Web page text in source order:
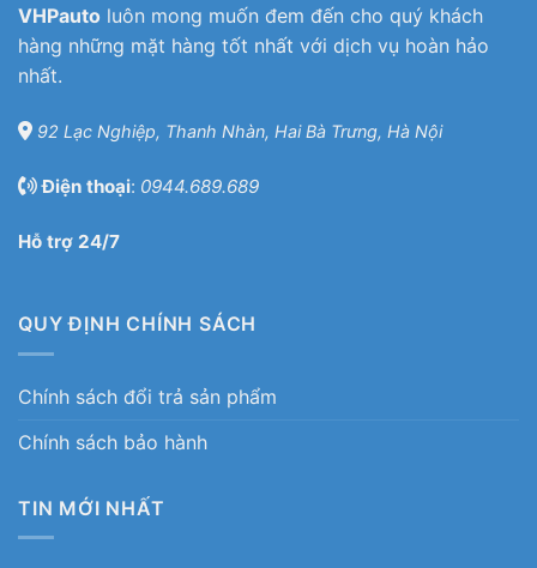
VHPauto luôn mong muốn đem đến cho quý khách
hàng những mặt hàng tốt nhất với dịch vụ hoàn hảo
nhất.
92 Lạc Nghiệp, Thanh Nhàn, Hai Bà Trưng, Hà Nội
Điện thoại: 0944.689.689
Hỗ trợ 24/7
QUY ĐỊNH CHÍNH SÁCH
Chính sách đổi trả sản phẩm
Chính sách bảo hành
TIN MỚI NHẤT